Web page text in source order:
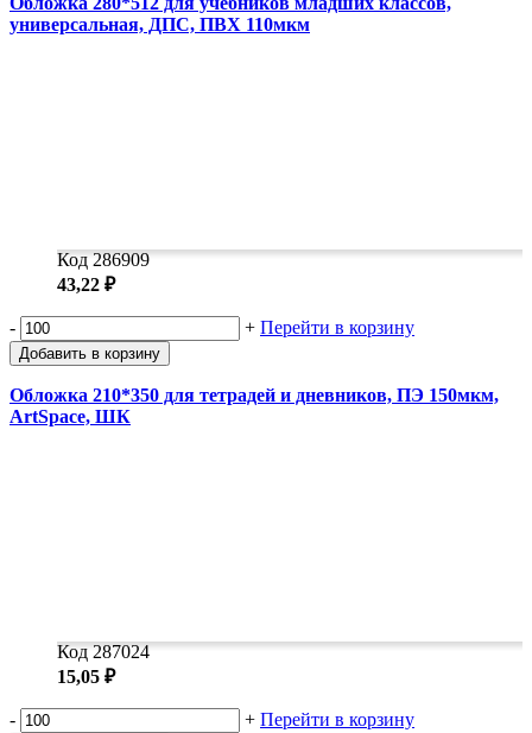
универсальная, ДПС, ПВХ 110мкм
Код 286909
43,22 ₽
- + Перейти в корзину
Добавить в корзину
Обложка 210*350 для тетрадей и дневников, ПЭ 150мкм,
ArtSpace, ШК
Код 287024
15,05 ₽
- + Перейти в корзину